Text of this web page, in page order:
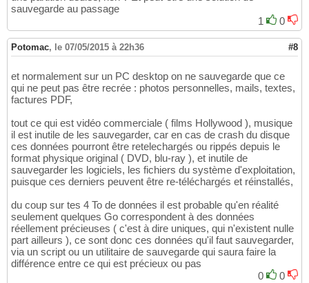
sauvegarde au passage
1
0
Potomac, le 07/05/2015 à 22h36 #8
et normalement sur un PC desktop on ne sauvegarde que ce
qui ne peut pas être recrée : photos personnelles, mails, textes,
factures PDF,
tout ce qui est vidéo commerciale ( films Hollywood ), musique
il est inutile de les sauvegarder, car en cas de crash du disque
ces données pourront être retelechargés ou rippés depuis le
format physique original ( DVD, blu-ray ), et inutile de
sauvegarder les logiciels, les fichiers du système d'exploitation,
puisque ces derniers peuvent être re-téléchargés et réinstallés,
du coup sur tes 4 To de données il est probable qu'en réalité
seulement quelques Go correspondent à des données
réellement précieuses ( c'est à dire uniques, qui n'existent nulle
part ailleurs ), ce sont donc ces données qu'il faut sauvegarder,
via un script ou un utilitaire de sauvegarde qui saura faire la
différence entre ce qui est précieux ou pas
0
0